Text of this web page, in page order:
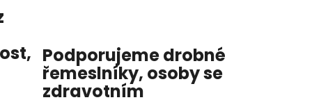
, Podporujeme drobné
řemeslníky, osoby se
zdravotním